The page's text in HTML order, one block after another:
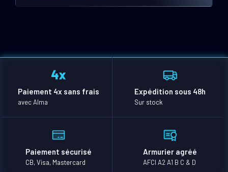
Paiement 4x sans frais
avec Alma
Expédition sous 48h
Sur stock
Paiement sécurisé
CB, Visa, Mastercard
Armurier agréé
AFCI A2 A1 B C & D